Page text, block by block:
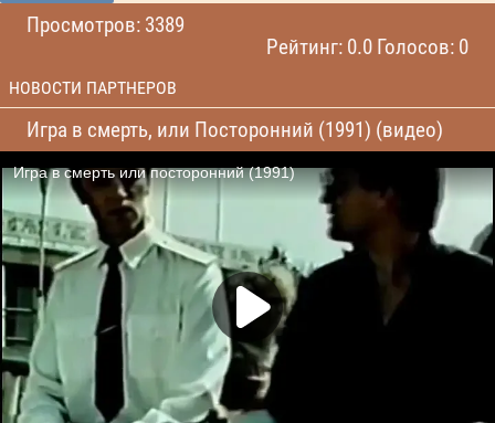
Просмотров: 3389
Рейтинг: 0.0 Голосов: 0
НОВОСТИ ПАРТНЕРОВ
Игра в смерть, или Посторонний (1991) (видео)